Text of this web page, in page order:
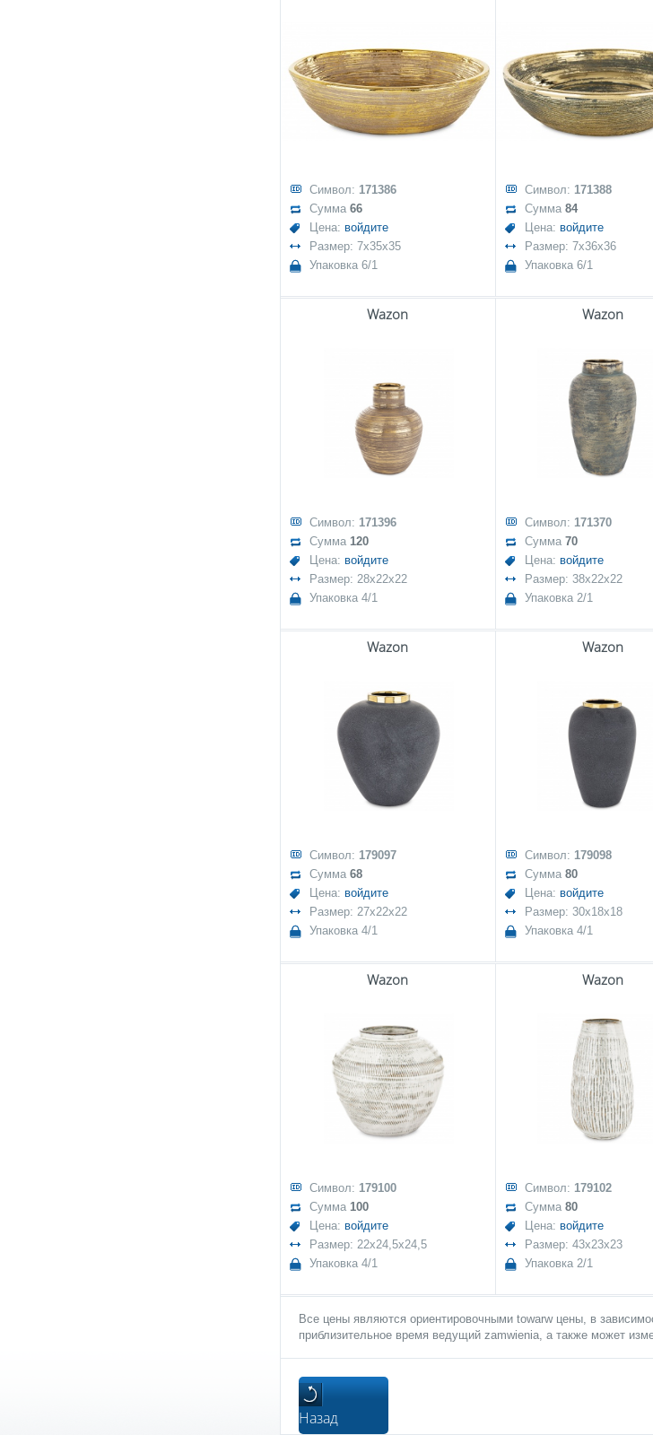
Символ: 171386
Сумма 66
Цена: войдите
Размер: 7x35x35
Упаковка 6/1
Символ: 171388
Сумма 84
Цена: войдите
Размер: 7x36x36
Упаковка 6/1
Wazon
Символ: 171396
Сумма 120
Цена: войдите
Размер: 28x22x22
Упаковка 4/1
Wazon
Символ: 171370
Сумма 70
Цена: войдите
Размер: 38x22x22
Упаковка 2/1
Wazon
Символ: 179097
Сумма 68
Цена: войдите
Размер: 27x22x22
Упаковка 4/1
Wazon
Символ: 179098
Сумма 80
Цена: войдите
Размер: 30x18x18
Упаковка 4/1
Wazon
Символ: 179100
Сумма 100
Цена: войдите
Размер: 22x24,5x24,5
Упаковка 4/1
Wazon
Символ: 179102
Сумма 80
Цена: войдите
Размер: 43x23x23
Упаковка 2/1
Все цены являются ориентировочными towarw цены, в
приблизительное время ведущий zamwienia, а также может
Назад